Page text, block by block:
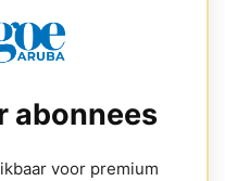
abonnees
voor premium